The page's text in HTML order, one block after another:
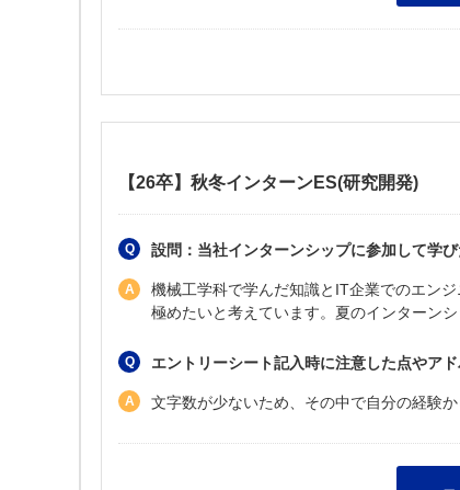
【26卒】秋冬インターンES(研究開発)
設問：当社インターンシップに参加して学
機械工学科で学んだ知識とIT企業でのエン
極めたいと考えています。夏のインターン
エントリーシート記入時に注意した点やア
文字数が少ないため、その中で自分の経験